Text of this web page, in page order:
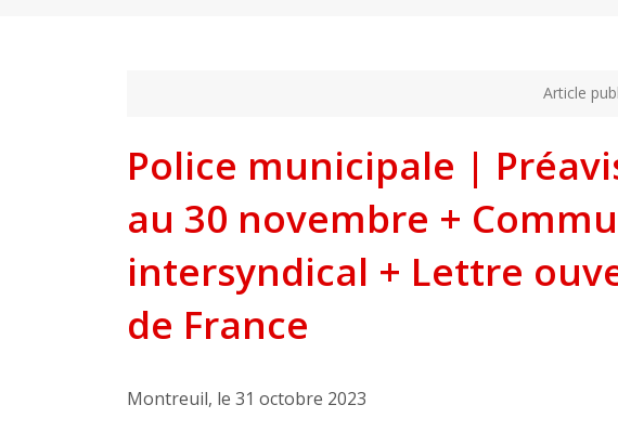
Article
Police municipale |
au 30 novembre +
intersyndical + Lettre
de France
Montreuil, le 31 octobre 2023